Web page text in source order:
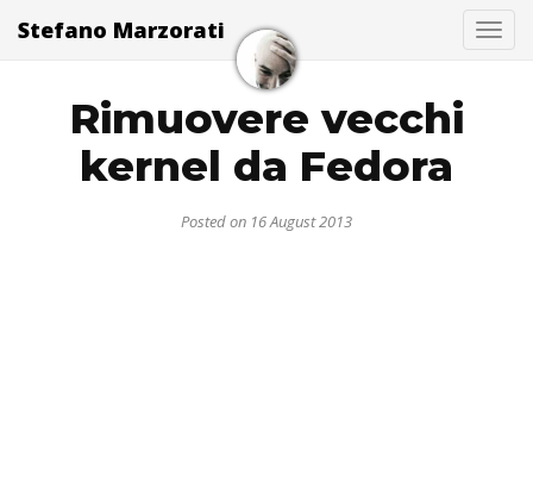
Stefano Marzorati
Rimuovere vecchi
kernel da Fedora
Posted on 16 August 2013